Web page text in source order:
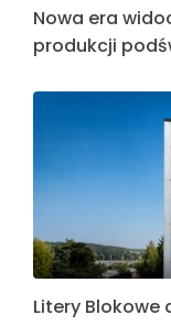
Nowa era
produkcji
Litery Blokowe